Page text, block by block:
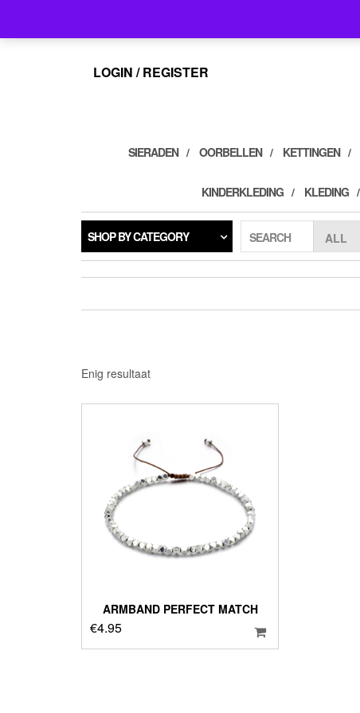
the
LOGIN / REGISTER
SIERADEN OORBELLEN KETTINGEN
KINDERKLEDING KLEDING
SHOP BY CATEGORY SEARCH
Enig resultaat
ARMBAND PERFECT MATCH
€4.95